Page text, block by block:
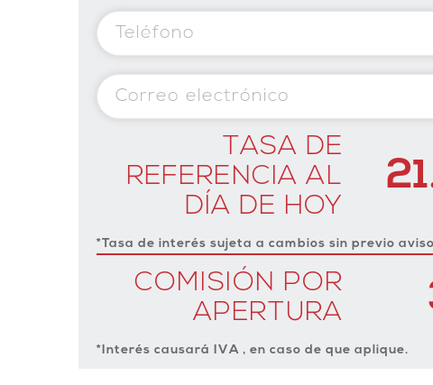
TASA DE
REFERENCIA AL
DÍA DE HOY
*Tasa de interés sujeta a cambios sin previo
COMISIÓN POR
APERTURA
*Interés causará IVA , en caso de que aplique.